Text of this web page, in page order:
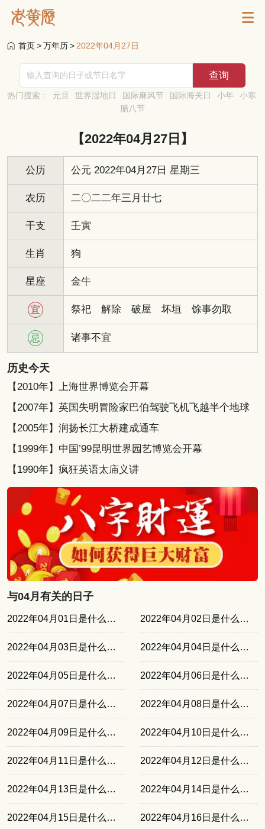
首页>万年历> 2022年04月27日
热门搜索： 元旦 世界湿地日 国际麻风节 国际海关日 小年
小寒
腊八节
【2022年04月27日】
公历 公元 2022年04月27日 星期三
农历 二〇二二年三月廿七
干支 壬寅
生肖 狗
星座 金牛
宜 祭祀 解除 破屋 坏垣 馀事勿取
忌 诸事不宜
历史今天
【2010年】上海世界博览会开幕
【2007年】英国失明冒险家巴伯驾驶飞机飞越半个地球
【2005年】润扬长江大桥建成通车
【1999年】中国’99昆明世界园艺博览会开幕
【1990年】疯狂英语太庙义讲
与04月有关的日子
2022年04月01日是什么日子 2022年04月02日是什么日子
2022年04月03日是什么日子 2022年04月04日是什么日子
2022年04月05日是什么日子 2022年04月06日是什么日子
2022年04月07日是什么日子 2022年04月08日是什么日子
2022年04月09日是什么日子 2022年04月10日是什么日子
2022年04月11日是什么日子 2022年04月12日是什么日子
2022年04月13日是什么日子 2022年04月14日是什么日子
2022年04月15日是什么日子 2022年04月16日是什么日子